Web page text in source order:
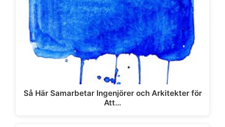
Så Här Samarbetar Ingenjörer och Arkitekter för
Att…